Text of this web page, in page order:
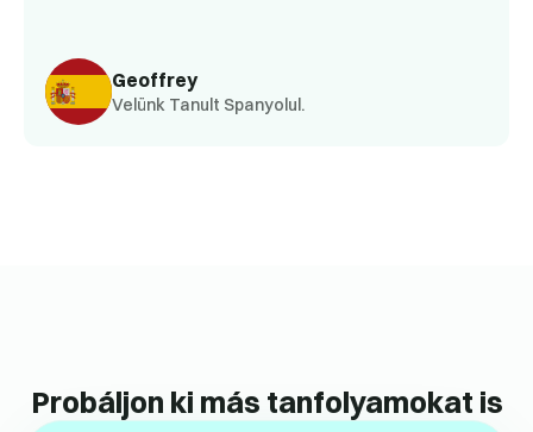
Geoffrey
Velünk Tanult Spanyolul.
Probáljon ki más tanfolyamokat is